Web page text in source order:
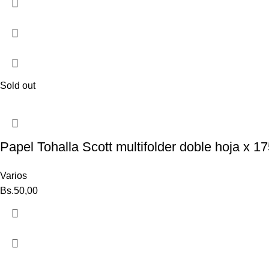
Sold out
Papel Tohalla Scott multifolder doble hoja x
Varios
Bs.50,00